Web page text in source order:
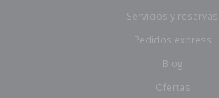
Servicios y reservas
Pedidos express
Blog
Ofertas